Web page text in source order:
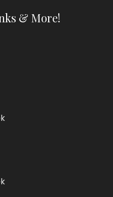
& More!